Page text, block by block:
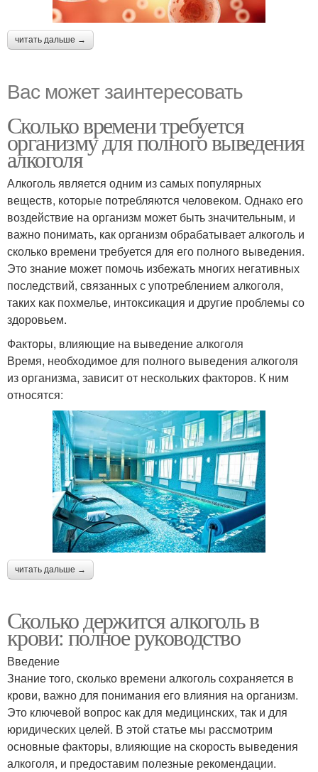
читать дальше →
Вас может заинтересовать
Сколько времени требуется
организму для полного выведения
алкоголя
Алкоголь является одним из самых популярных
веществ, которые потребляются человеком. Однако его
воздействие на организм может быть значительным, и
важно понимать, как организм обрабатывает алкоголь и
сколько времени требуется для его полного выведения.
Это знание может помочь избежать многих негативных
последствий, связанных с употреблением алкоголя,
таких как похмелье, интоксикация и другие проблемы со
здоровьем.
Факторы, влияющие на выведение алкоголя
Время, необходимое для полного выведения алкоголя
из организма, зависит от нескольких факторов. К ним
относятся:
читать дальше →
Сколько держится алкоголь в
крови: полное руководство
Введение
Знание того, сколько времени алкоголь сохраняется в
крови, важно для понимания его влияния на организм.
Это ключевой вопрос как для медицинских, так и для
юридических целей. В этой статье мы рассмотрим
основные факторы, влияющие на скорость выведения
алкоголя, и предоставим полезные рекомендации.